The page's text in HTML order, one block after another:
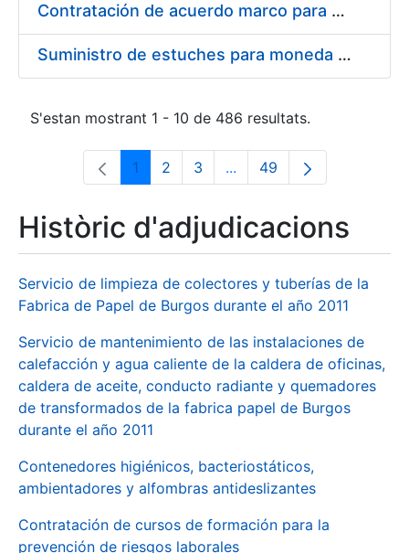
Contratación de acuerdo marco para el Suministro de Material de Electricidad para la Fábrica Nacional de Moneda y Timbre-Real Casa de la Moneda en su centro de trabajo de Burgos
Suministro de estuches para moneda de 30 €
S'estan mostrant 1 - 10 de 486 resultats.
Pàgina
1 Pàgina
2 Pàgina
3 ...Pàgines intermèdies
Pàgina
49
Històric d'adjudicacions
Servicio de limpieza de colectores y tuberías de la
Fabrica de Papel de Burgos durante el año 2011
Servicio de mantenimiento de las instalaciones de
calefacción y agua caliente de la caldera de oficinas,
caldera de aceite, conducto radiante y quemadores
de transformados de la fabrica papel de Burgos
durante el año 2011
Contenedores higiénicos, bacteriostáticos,
ambientadores y alfombras antideslizantes
Contratación de cursos de formación para la
prevención de riesgos laborales